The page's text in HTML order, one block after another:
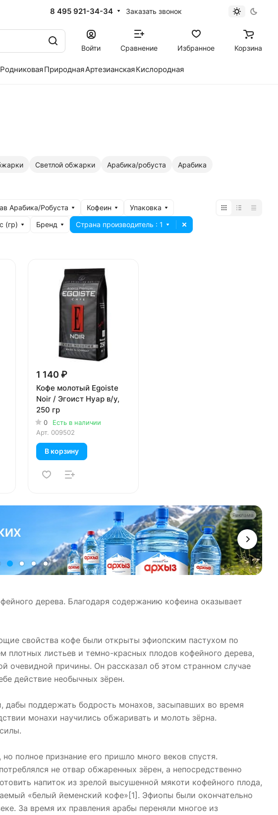
8 495 921-34-34 Заказать звонок
Войти Сравнение Избранное Корзина
РодниковаяПрироднаяАртезианскаяКислородная
Светлой обжарки Арабика/робуста
Арабика
Арабика/Робуста Кофеин
Упаковка
(гр) Бренд Страна производитель : 1
Реклама
1 140 ₽
Кофе молотый Egoiste
Noir / Эгоист Нуар в/у,
250 гр
0
Есть в наличии
Арт. 009502
В корзину
дерева. Благодаря содержанию кофеина оказывает
свойства кофе были открыты эфиопским пастухом по
листьев и темно-красных плодов кофейного дерева,
очевидной причины. Он рассказал об этом странном случае
действие необычных зёрен.
дабы поддержать бодрость монахов, засыпавших во время
монахи научились обжаривать и молоть зёрна.
полное признание его пришло много веков спустя.
не отвар обжаренных зёрен, а непосредственно
напиток из зрелой высушенной мякоти кофейного плода,
«белый йеменский кофе»[1]. Эфиопы были окончательно
За время их правления арабы переняли многое из